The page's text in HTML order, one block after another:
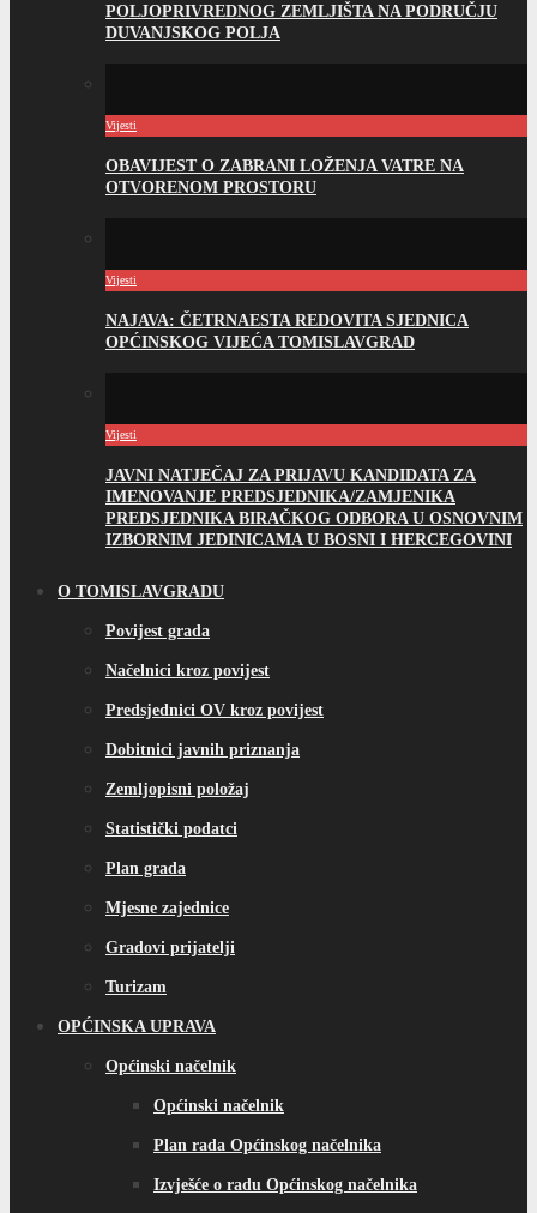
POLJOPRIVREDNOG ZEMLJIŠTA NA PODRUČJU
DUVANJSKOG POLJA
Vijesti
OBAVIJEST O ZABRANI LOŽENJA VATRE NA
OTVORENOM PROSTORU
Vijesti
NAJAVA: ČETRNAESTA REDOVITA SJEDNICA
OPĆINSKOG VIJEĆA TOMISLAVGRAD
Vijesti
JAVNI NATJEČAJ ZA PRIJAVU KANDIDATA ZA
IMENOVANJE PREDSJEDNIKA/ZAMJENIKA
PREDSJEDNIKA BIRAČKOG ODBORA U OSNOVNIM
IZBORNIM JEDINICAMA U BOSNI I HERCEGOVINI
O TOMISLAVGRADU
Povijest grada
Načelnici kroz povijest
Predsjednici OV kroz povijest
Dobitnici javnih priznanja
Zemljopisni položaj
Statistički podatci
Plan grada
Mjesne zajednice
Gradovi prijatelji
Turizam
OPĆINSKA UPRAVA
Općinski načelnik
Općinski načelnik
Plan rada Općinskog načelnika
Izvješće o radu Općinskog načelnika